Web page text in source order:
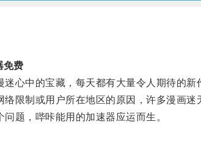
免费
中的宝藏，每天都有大量令人期待的新
制或用户所在地区的原因，许多漫画迷
题，哔咔能用的加速器应运而生。